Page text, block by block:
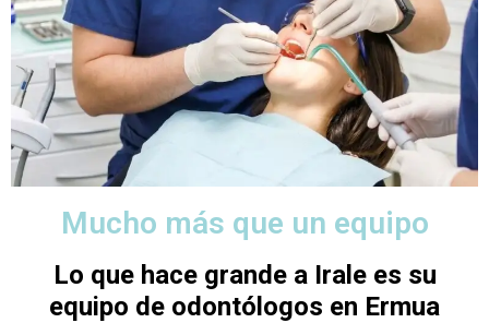
Mucho más que un equipo
Lo que hace grande a Irale es su
equipo de odontólogos en Ermua